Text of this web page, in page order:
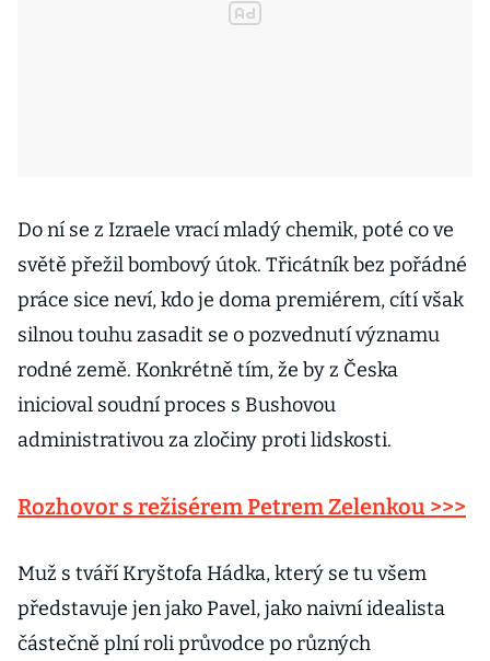
Do ní se z Izraele vrací mladý chemik, poté co ve
světě přežil bombový útok. Třicátník bez pořádné
práce sice neví, kdo je doma premiérem, cítí však
silnou touhu zasadit se o pozvednutí významu
rodné země. Konkrétně tím, že by z Česka
inicioval soudní proces s Bushovou
administrativou za zločiny proti lidskosti.
Rozhovor s režisérem Petrem Zelenkou >>>
Muž s tváří Kryštofa Hádka, který se tu všem
představuje jen jako Pavel, jako naivní idealista
částečně plní roli průvodce po různých